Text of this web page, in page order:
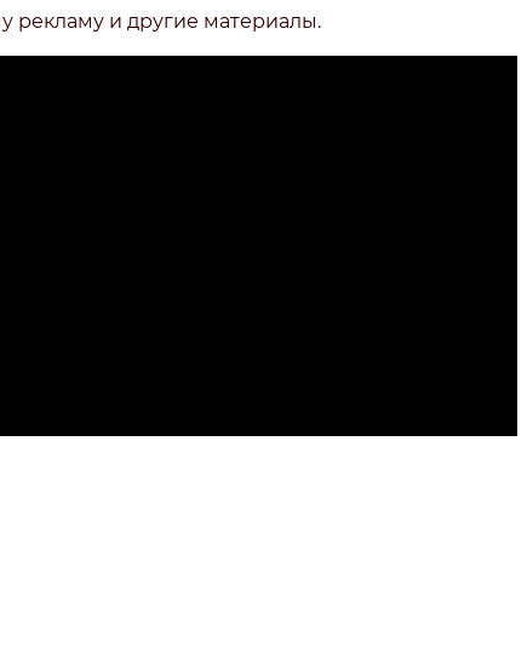
рекламу и другие материалы.